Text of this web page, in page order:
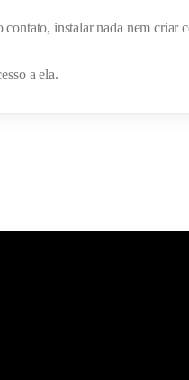
contato, instalar nada nem criar
a ela.